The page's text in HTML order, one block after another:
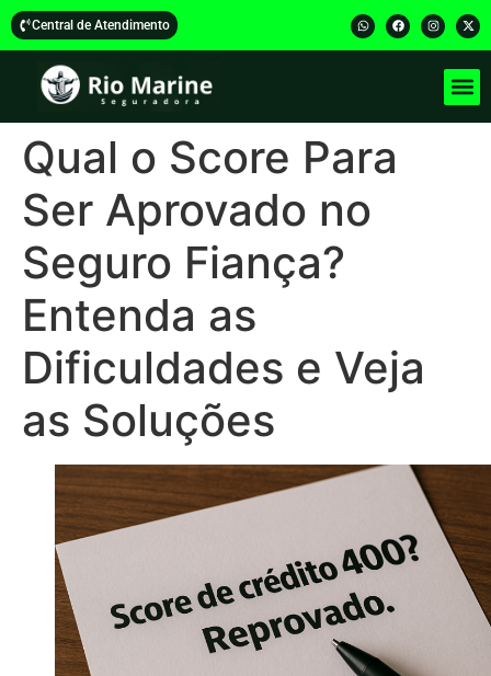
Central de Atendimento
Qual o Score Para
Ser Aprovado no
Seguro Fiança?
Entenda as
Dificuldades e Veja
as Soluções